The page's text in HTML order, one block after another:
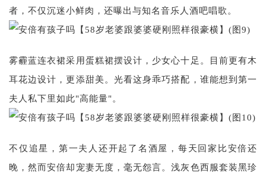
者，不仅沉迷小鲜肉，还曝出与知名音乐人酒吧唱歌。
雾霾蓝连衣裙采用蛋糕裙摆设计，少女心十足。目前更有木
耳花边设计，更添甜美。光看这身乖巧搭配，谁能想到第一
夫人私下里如此"高能量"。
不仅追星，第一夫人还开起了名酒屋，每天回家比安倍还
晚，然而安倍却宠妻无度，毫无怨言。浅灰色西服套装黑珍